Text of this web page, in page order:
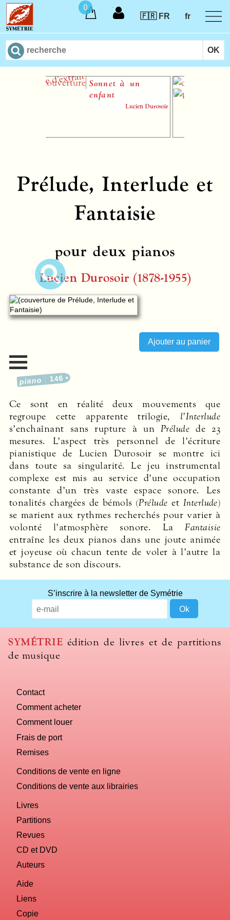
0
🇫🇷 FR
fr
Sonnet à un
enfant
Lucien Durosoir
Prélude, Interlude et
Fantaisie
pour deux pianos
Lucien Durosoir (1878-1955)
piano 146
Ce sont en réalité deux mouvements que
regroupe cette apparente trilogie, l’Interlude
s’enchaînant sans rupture à un Prélude de 23
mesures. L’aspect très personnel de l’écriture
pianistique de Lucien Durosoir se montre ici
dans toute sa singularité. Le jeu instrumental
complexe est mis au service d’une occupation
constante d’un très vaste espace sonore. Les
tonalités chargées de bémols (Prélude et Interlude)
se marient aux rythmes recherchés pour varier à
volonté l’atmosphère sonore. LaFantaisie
entraîne les deux pianos dans une joute animée
et joyeuse où chacun tente de voler à l’autre la
substance de son discours.
we
use
to
name
S’inscrire à la newsletter de Symétrie
SYMÉTRIE édition de livres et de partitions
de musique
Contact
Comment acheter
Comment louer
Frais de port
Remises
Conditions de vente en ligne
Conditions de vente aux librairies
Livres
Partitions
Revues
CD et DVD
Auteurs
Aide
Liens
Copie